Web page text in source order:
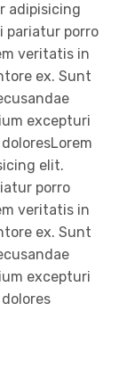
adipisicing
pariatur porro
veritatis in
ex. Sunt
excepturi
elit.
porro
veritatis in
ex. Sunt
excepturi